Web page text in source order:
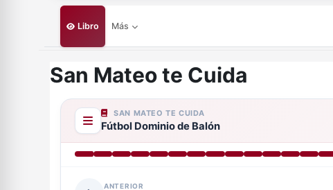
Libro Más
San Mateo te Cuida
Requisitos de finalización
SAN MATEO TE CUIDA
Fútbol Dominio de Balón
ANTERIOR